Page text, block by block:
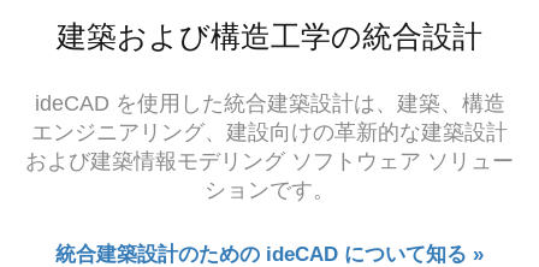
建築および構造工学の統合設計
ideCAD を使用した統合建築設計は、建築、構造
エンジニアリング、建設向けの革新的な建築設計
および建築情報モデリング ソフトウェア ソリュー
ションです。
統合建築設計のための ideCAD について知る »